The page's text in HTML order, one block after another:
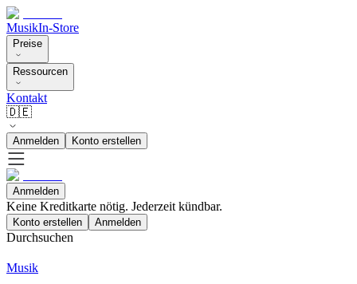
MusikIn-Store
Preise
Ressourcen
Kontakt
🇩🇪
Anmelden Konto erstellen
Anmelden
Keine Kreditkarte nötig. Jederzeit kündbar.
Konto erstellen Anmelden
Durchsuchen
Musik